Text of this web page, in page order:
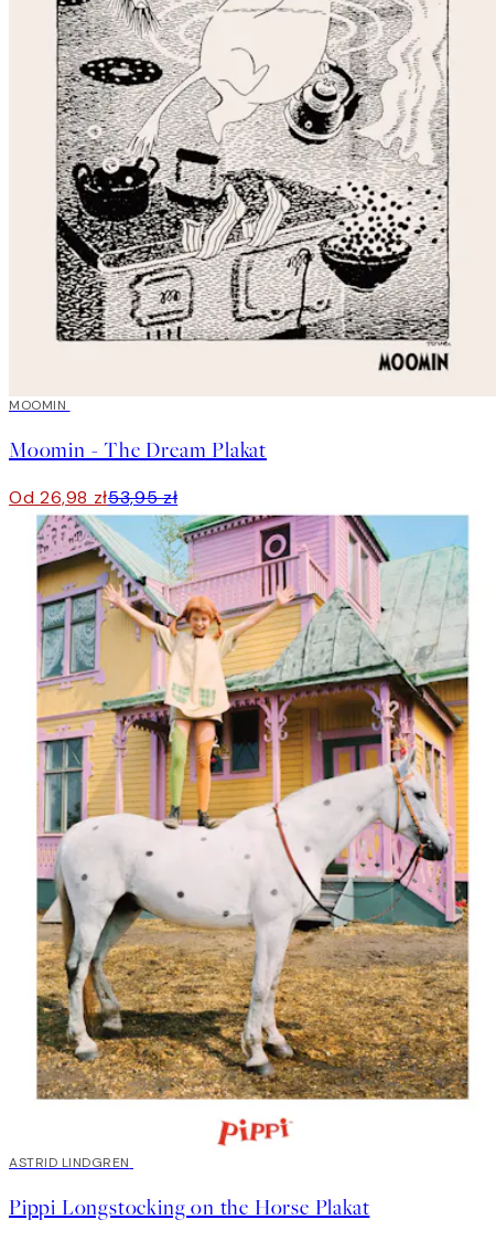
50%*
MOOMIN
Moomin - The Dream Plakat
Od 26,98 zł53,95 zł
50%*
ASTRID LINDGREN
Pippi Longstocking on the Horse Plakat